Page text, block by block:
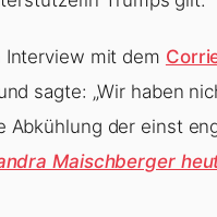
mit dem
sagte: „Wir haben
Abkühlung der einst
Maischberger